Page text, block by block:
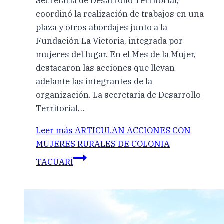
coordinó la realización de trabajos en una
plaza y otros abordajes junto a la
Fundación La Victoria, integrada por
mujeres del lugar. En el Mes de la Mujer,
destacaron las acciones que llevan
adelante las integrantes de la
organización. La secretaria de Desarrollo
Territorial…
Leer más ARTICULAN ACCIONES CON
MUJERES RURALES DE COLONIA
TACUARÍ